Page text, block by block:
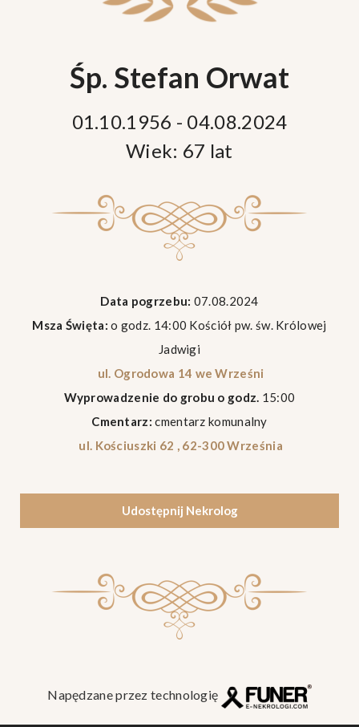
Śp. Stefan Orwat
01.10.1956 - 04.08.2024
Wiek: 67 lat
Data pogrzebu: 07.08.2024
Msza Święta: o godz. 14:00 Kościół pw. św. Królowej
Jadwigi
ul. Ogrodowa 14 we Wrześni
Wyprowadzenie do grobu o godz. 15:00
Cmentarz: cmentarz komunalny
ul. Kościuszki 62 , 62-300 Września
Udostępnij Nekrolog
Napędzane przez technologię